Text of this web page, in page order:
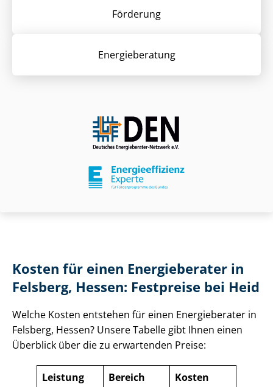
Förderung
Energieberatung
Kosten für einen Energieberater in
Felsberg, Hessen: Festpreise bei Heid
Welche Kosten entstehen für einen Energieberater in
Felsberg, Hessen? Unsere Tabelle gibt Ihnen einen
Überblick über die zu erwartenden Preise:
Leistung Bereich
Kosten